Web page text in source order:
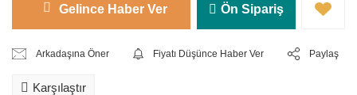
Gelince Haber Ver Ön Sipariş
Arkadaşına Öner Fiyatı Düşünce Haber Ver Paylaş
Karşılaştır